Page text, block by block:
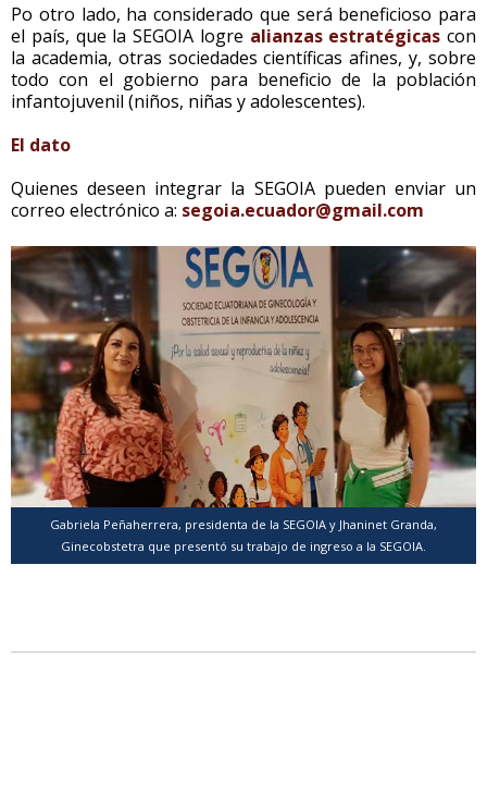
Po otro lado, ha considerado que será beneficioso para
el país, que la SEGOIA logre alianzas estratégicas con
la academia, otras sociedades científicas afines, y, sobre
todo con el gobierno para beneficio de la población
infantojuvenil (niños, niñas y adolescentes).
El dato
Quienes deseen integrar la SEGOIA pueden enviar un
correo electrónico a: segoia.ecuador@gmail.com
Gabriela Peñaherrera, presidenta de la SEGOIA y Jhaninet Granda,
Ginecobstetra que presentó su trabajo de ingreso a la SEGOIA.